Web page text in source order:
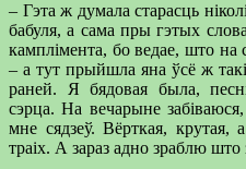
– Гэта ж думала старасць
бабуля, а сама пры гэтых
камплімента, бо ведае, што на
– а тут прыйшла яна ўсё ж
раней. Я бядовая была,
сэрца. На вечарыне
мне сядзеў. Вёрткая, крутая,
траіх. А зараз адно зраблю што